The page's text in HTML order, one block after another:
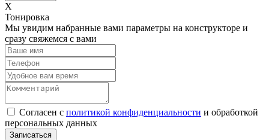
Х
Тонировка
Мы увидим набранные вами параметры на конструкторе и
сразу свяжемся с вами
Согласен с политикой конфиденциальности и обработкой
персональных данных